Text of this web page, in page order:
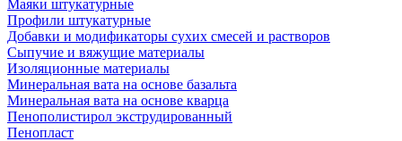
Маяки штукатурные
Профили штукатурные
Добавки и модификаторы сухих смесей и растворов
Сыпучие и вяжущие материалы
Изоляционные материалы
Минеральная вата на основе базальта
Минеральная вата на основе кварца
Пенополистирол экструдированный
Пенопласт